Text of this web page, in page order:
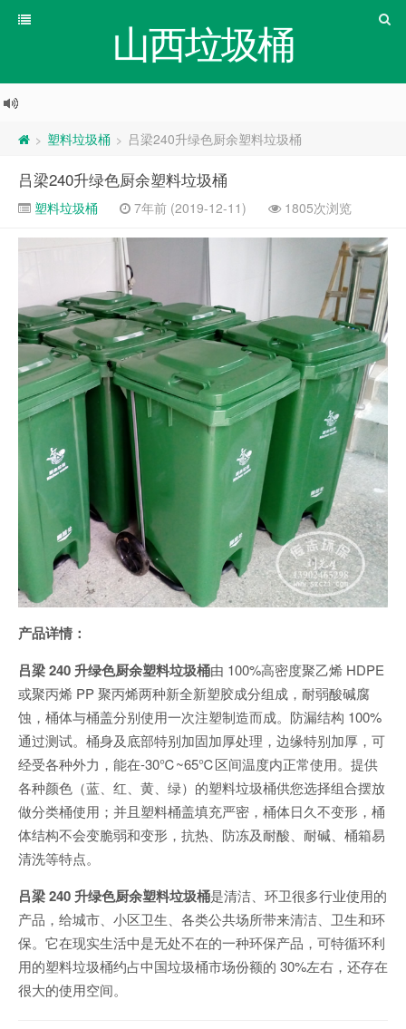
山西垃圾桶
> 塑料垃圾桶 > 吕梁240升绿色厨余塑料垃圾桶
吕梁240升绿色厨余塑料垃圾桶
塑料垃圾桶 7年前 (2019-12-11) 1805次浏览
产品详情：
吕梁 240 升绿色厨余塑料垃圾桶由 100%高密度聚乙烯 HDPE
或聚丙烯 PP 聚丙烯两种新全新塑胶成分组成，耐弱酸碱腐
蚀，桶体与桶盖分别使用一次注塑制造而成。防漏结构 100%
通过测试。桶身及底部特别加固加厚处理，边缘特别加厚，可
经受各种外力，能在-30℃~65℃区间温度内正常使用。提供
各种颜色（蓝、红、黄、绿）的塑料垃圾桶供您选择组合摆放
做分类桶使用；并且塑料桶盖填充严密，桶体日久不变形，桶
体结构不会变脆弱和变形，抗热、防冻及耐酸、耐碱、桶箱易
清洗等特点。
吕梁 240 升绿色厨余塑料垃圾桶是清洁、环卫很多行业使用的
产品，给城市、小区卫生、各类公共场所带来清洁、卫生和环
保。它在现实生活中是无处不在的一种环保产品，可特循环利
用的塑料垃圾桶约占中国垃圾桶市场份额的 30%左右，还存在
很大的使用空间。